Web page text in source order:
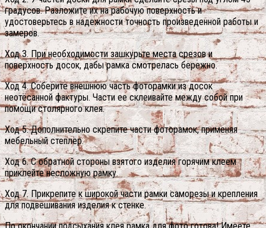
градусов. Разложите их на рабочую поверхность и
удостоверьтесь в надежности точность произведенной работы и
замеров.
Ход 3. При необходимости зашкурьте места срезов и
поверхность досок, дабы рамка смотрелась бережно.
Ход 4. Соберите внешнюю часть фоторамки из досок
неотёсанной фактуры. Части ее склеивайте между собой при
помощи столярного клея.
Ход 5. Дополнительно скрепите части фоторамок, применяя
мебельный степлер.
Ход 6. С обратной стороны взятого изделия горячим клеем
приклейте несложную рамку.
Ход 7. Прикрепите к широкой части рамки саморезы и крепления
для подвешивания изделия к стенке.